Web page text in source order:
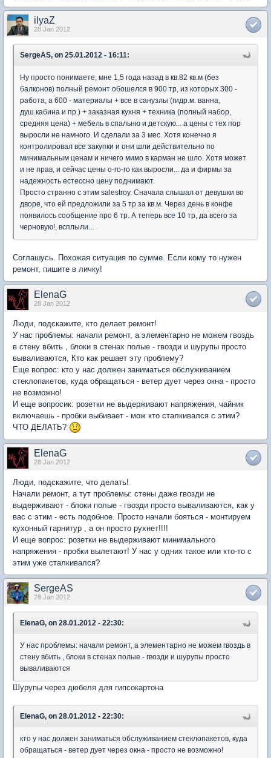
ilyaZ
28 Jan 2012
SergeAS, on 25.01.2012 - 16:11:
Ну просто понимаете, мне 1,5 года назад в кв.82 кв.м (без
балконов) полный ремонт обошелся в 900 тр, из которых 300 -
работа, а 600 - материалы + все в санузлы (гидр.м. ванна,
душ.кабина и пр.) + заказная кухня + техника (полный набор,
средняя цена) + мебель в спальню и детскую... а цены с тех пор
выросли не намного. И сделали за 3 мес. Хотя конечно я
контролировал все закупки и они шли действительно по
минимальным ценам и ничего мимо в карман не шло. Хотя может
и не прав, и сейчас цены о-го-го как выросли... да и фирмы за
надежность естессно цену поднимают.
Просто странно с этим salestroy. Сначала слышал от девушки во
дворе, что ей предложили за 5 тр за кв.м. Через день в конфе
появилось сообщение про 6 тр. А теперь все 10 тр, да всего за
черновую!, всплыли...
Соглашусь. Похожая ситуация по сумме. Если кому то нужен
ремонт, пишите в личку!
ElenaG
28 Jan 2012
Люди, подскажите, кто делает ремонт!
У нас проблемы: начали ремонт, а элементарно не можем гвоздь
в стену вбить , блоки в стенах полые - гвозди и шурупы просто
вываливаются, Кто как решает эту проблему?
Еще вопрос: кто у нас должен заниматься обслуживанием
стеклопакетов, куда обращаться - ветер дует через окна - просто
не возможно!
И еще вопросик: розетки не выдерживают напряжения, чайник
включаешь - пробки выбивает - мож кто сталкивался с этим?
ЧТО ДЕЛАТЬ?
ElenaG
28 Jan 2012
Люди, подскажите, что делать!
Начали ремонт, а тут проблемы: стены даже гвозди не
выдерживают - блоки полые - гвозди просто вываливаются, как у
вас с этим - есть подобное. Просто начали бояться - монтируем
кухонный гарнитур , а он просто рухнет!!!!
И еще вопрос: розетки не выдерживают минимального
напряжения - пробки вылетают! У нас у одних такое или кто-то с
этим уже сталкивался?
SergeAS
28 Jan 2012
ElenaG, on 28.01.2012 - 22:30:
У нас проблемы: начали ремонт, а элементарно не можем гвоздь в
стену вбить , блоки в стенах полые - гвозди и шурупы просто
вываливаются
Шурупы через дюбеля для гипсокартона
ElenaG, on 28.01.2012 - 22:30:
кто у нас должен заниматься обслуживанием стеклопакетов, куда
обращаться - ветер дует через окна - просто не возможно!